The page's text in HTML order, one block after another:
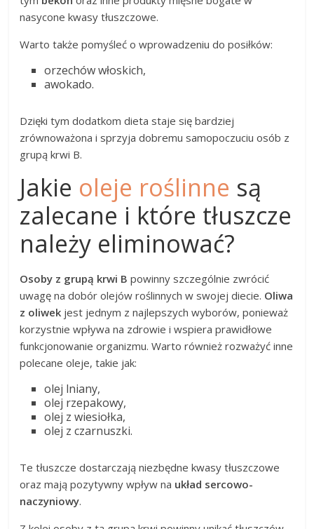
nasycone kwasy tłuszczowe.
Warto także pomyśleć o wprowadzeniu do posiłków:
orzechów włoskich,
awokado.
Dzięki tym dodatkom dieta staje się bardziej
zrównoważona i sprzyja dobremu samopoczuciu osób z
grupą krwi B.
Jakie oleje roślinne są
zalecane i które tłuszcze
należy eliminować?
Osoby z grupą krwi B powinny szczególnie zwrócić
uwagę na dobór olejów roślinnych w swojej diecie. Oliwa
z oliwek jest jednym z najlepszych wyborów, ponieważ
korzystnie wpływa na zdrowie i wspiera prawidłowe
funkcjonowanie organizmu. Warto również rozważyć inne
polecane oleje, takie jak:
olej lniany,
olej rzepakowy,
olej z wiesiołka,
olej z czarnuszki.
Te tłuszcze dostarczają niezbędne kwasy tłuszczowe
oraz mają pozytywny wpływ na układ sercowo-
naczyniowy.